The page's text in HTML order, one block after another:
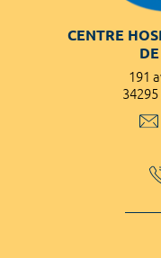
CENTRE
191